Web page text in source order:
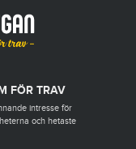
FÖR TRAV
intresse för
och hetaste